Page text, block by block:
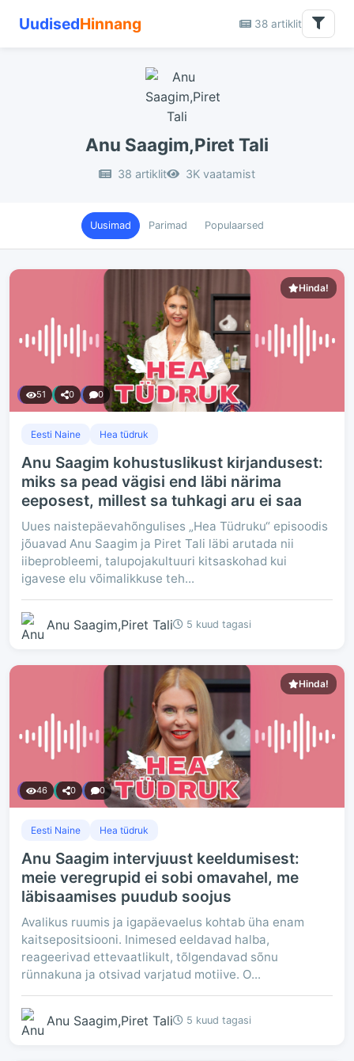
UudisedHinnang 38 artiklit
Anu Saagim,Piret Tali
38 artiklit 3K vaatamist
Uusimad Parimad Populaarsed
Hinda!
51 0 0
Eesti Naine Hea tüdruk
Anu Saagim kohustuslikust kirjandusest:
miks sa pead vägisi end läbi närima
eeposest, millest sa tuhkagi aru ei saa
Uues naistepäevahõngulises „Hea Tüdruku“ episoodis
jõuavad Anu Saagim ja Piret Tali läbi arutada nii
iibeprobleemi, talupojakultuuri kitsaskohad kui
igavese elu võimalikkuse teh...
Anu Saagim,Piret Tali 5 kuud tagasi
Hinda!
46 0 0
Eesti Naine Hea tüdruk
Anu Saagim intervjuust keeldumisest:
meie veregrupid ei sobi omavahel, me
läbisaamises puudub soojus
Avalikus ruumis ja igapäevaelus kohtab üha enam
kaitsepositsiooni. Inimesed eeldavad halba,
reageerivad ettevaatlikult, tõlgendavad sõnu
rünnakuna ja otsivad varjatud motiive. O...
Anu Saagim,Piret Tali 5 kuud tagasi